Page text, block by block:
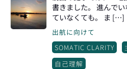
書きました。 進んで
ていなくても。 ま […]
出航に向けて
SOMATIC CLARITY
自己理解